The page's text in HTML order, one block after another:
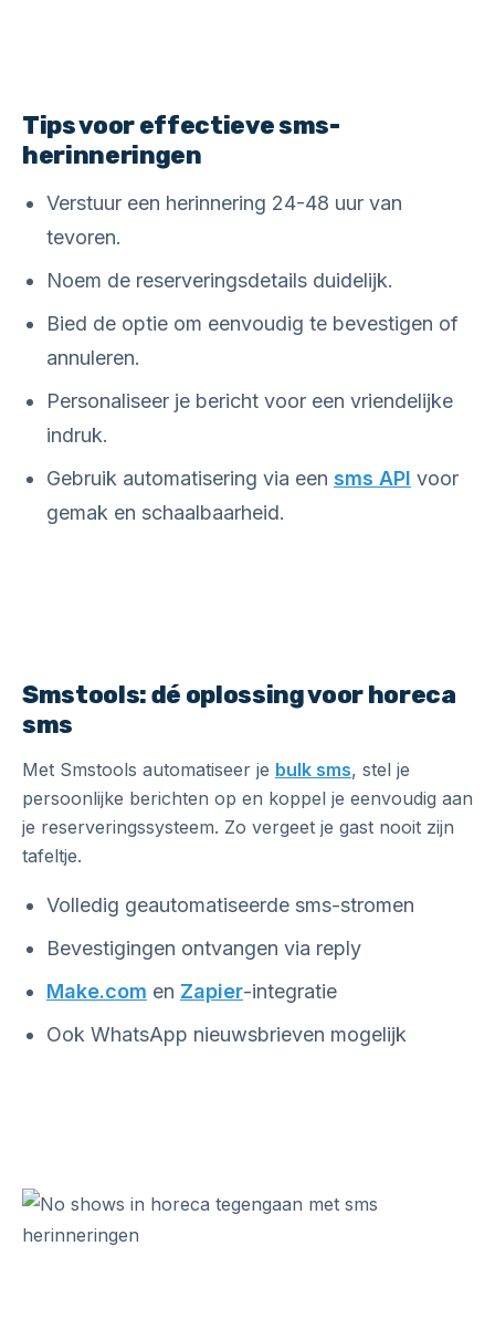
Tips voor effectieve sms-
herinneringen
Verstuur een herinnering 24-48 uur van
tevoren.
Noem de reserveringsdetails duidelijk.
Bied de optie om eenvoudig te bevestigen of
annuleren.
Personaliseer je bericht voor een vriendelijke
indruk.
Gebruik automatisering via een sms API voor
gemak en schaalbaarheid.
Smstools: dé oplossing voor horeca
sms
Met Smstools automatiseer je bulk sms, stel je
persoonlijke berichten op en koppel je eenvoudig aan
je reserveringssysteem. Zo vergeet je gast nooit zijn
tafeltje.
Volledig geautomatiseerde sms-stromen
Bevestigingen ontvangen via reply
Make.com en Zapier-integratie
Ook WhatsApp nieuwsbrieven mogelijk